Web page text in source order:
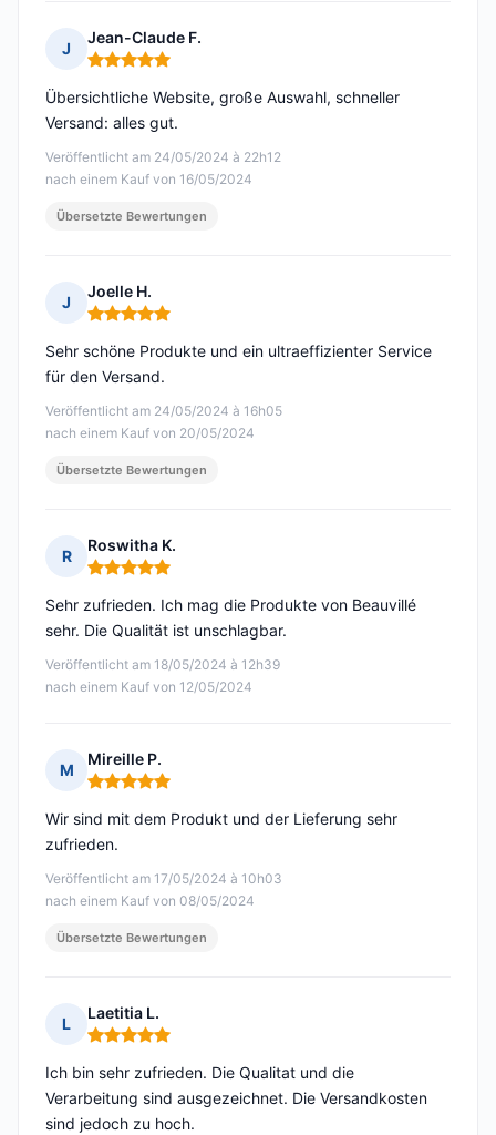
J
Jean-Claude F.
Hinweis: 5 von 5
Veröffentlicht am 24/05/2024 à 22h12
nach einem Kauf von 16/05/2024
Übersichtliche Website, große Auswahl, schneller
Versand: alles gut.
Übersetzte Bewertungen
J
Joelle H.
Hinweis: 5 von 5
Veröffentlicht am 24/05/2024 à 16h05
nach einem Kauf von 20/05/2024
Sehr schöne Produkte und ein ultraeffizienter Service
für den Versand.
Übersetzte Bewertungen
R
Roswitha K.
Hinweis: 5 von 5
Veröffentlicht am 18/05/2024 à 12h39
nach einem Kauf von 12/05/2024
Sehr zufrieden. Ich mag die Produkte von Beauvillé
sehr. Die Qualität ist unschlagbar.
M
Mireille P.
Hinweis: 5 von 5
Veröffentlicht am 17/05/2024 à 10h03
nach einem Kauf von 08/05/2024
Wir sind mit dem Produkt und der Lieferung sehr
zufrieden.
Übersetzte Bewertungen
L
Laetitia L.
Hinweis: 5 von 5
Ich bin sehr zufrieden. Die Qualitat und die
Verarbeitung sind ausgezeichnet. Die Versandkosten
sind jedoch zu hoch.